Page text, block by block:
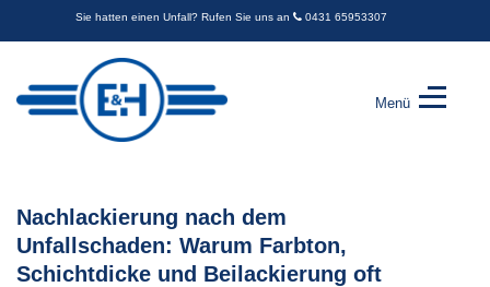
Sie hatten einen Unfall? Rufen Sie uns an 0431 65953307
GbR
-
Kfz-
Sachverständige
Menü
Nachlackierung nach dem
Unfallschaden: Warum Farbton,
Schichtdicke und Beilackierung oft